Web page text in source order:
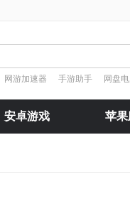
网游加速器 手游助手 网盘
安卓游戏 苹果